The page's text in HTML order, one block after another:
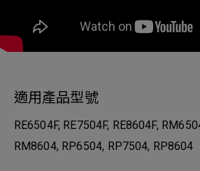
適用產品型號
RE6504F, RE7504F, RE8604F,
RM8604, RP6504, RP7504, RP8604